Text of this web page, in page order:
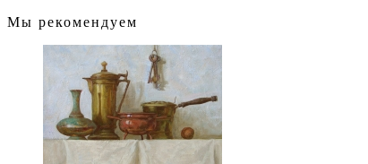
Мы рекомендуем